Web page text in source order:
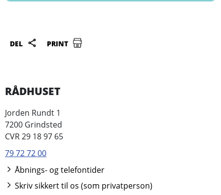
DEL PRINT
RÅDHUSET
Jorden Rundt 1
7200 Grindsted
CVR 29 18 97 65
79 72 72 00
Åbnings- og telefontider
Skriv sikkert til os (som privatperson)